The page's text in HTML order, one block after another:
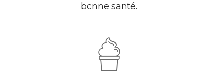
bonne santé.